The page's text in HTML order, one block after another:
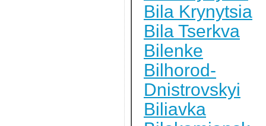
Bila Krynytsia
Bila Tserkva
Bilenke
Bilhorod-
Dnistrovskyi
Biliavka